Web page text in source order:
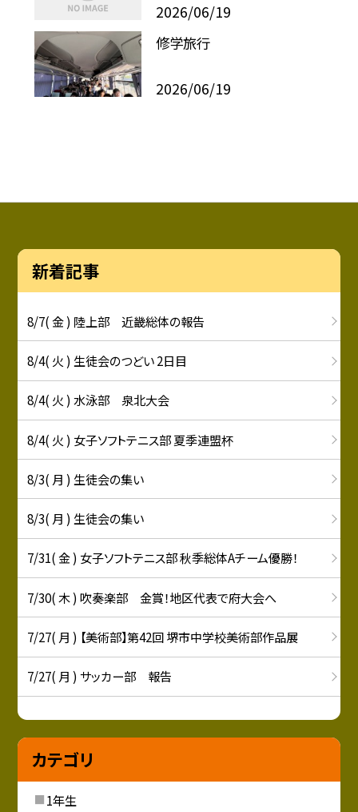
2026/06/19
修学旅行
2026/06/19
新着記事
8/7( 金 ) 陸上部 近畿総体の報告
8/4( 火 ) 生徒会のつどい 2日目
8/4( 火 ) 水泳部 泉北大会
8/4( 火 ) 女子ソフトテニス部 夏季連盟杯
8/3( 月 ) 生徒会の集い
8/3( 月 ) 生徒会の集い
7/31( 金 ) 女子ソフトテニス部 秋季総体Aチーム優勝！
7/30( 木 ) 吹奏楽部 金賞！地区代表で府大会へ
7/27( 月 ) 【美術部】第42回 堺市中学校美術部作品展
7/27( 月 ) サッカー部 報告
カテゴリ
1年生